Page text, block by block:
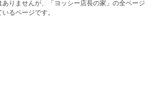
ありませんが、「ヨッシー店長の家」の全ページ
るページです。